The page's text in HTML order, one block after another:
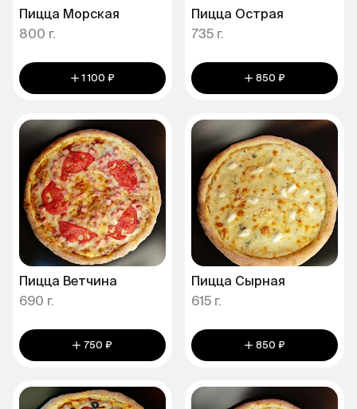
Пицца Морская
800 г.
1 100 ₽
Пицца Острая
735 г.
850 ₽
Пицца Ветчина
690 г.
750 ₽
Пицца Сырная
615 г.
850 ₽